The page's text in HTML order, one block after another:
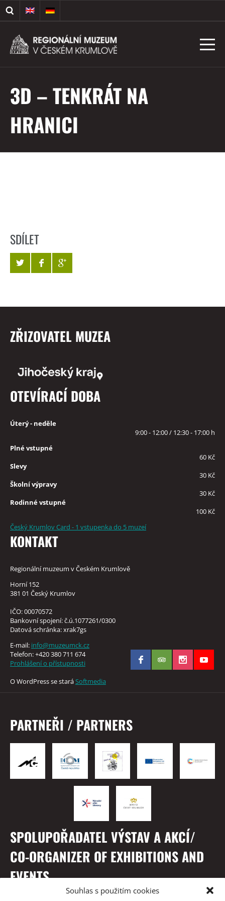
Souhlas s použitím cookies
3D – TENKRÁT NA
HRANICI
SDÍLET
ZŘIZOVATEL MUZEA
OTEVÍRACÍ DOBA
Úterý - neděle
9:00 - 12:00 / 12:30 - 17:00 h
Plné vstupné
60 Kč
Slevy
30 Kč
Školní výpravy
30 Kč
Rodinné vstupné
100 Kč
Český Krumlov Card - 1 vstupenka do 5 muzeí
KONTAKT
Regionální muzeum v Českém Krumlově
Horní 152
381 01 Český Krumlov
IČO: 00070572
Bankovní spojení: č.ú.1077261/0300
Datová schránka: xrak7gs
E-mail: info@muzeumck.cz
Telefon: +420 380 711 674
Prohlášení o přístupnosti
O WordPress se staráSoftmedia
PARTNEŘI / PARTNERS
SPOLUPOŘADATEL VÝSTAV A AKCÍ/
CO-ORGANIZER OF EXHIBITIONS AND
EVENTS